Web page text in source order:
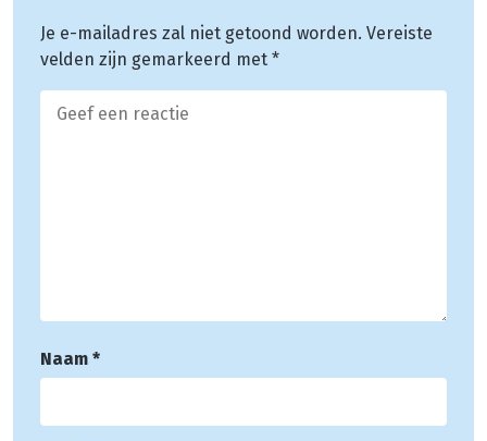
Je e-mailadres zal niet getoond worden. Vereiste
velden zijn gemarkeerd met *
Naam *